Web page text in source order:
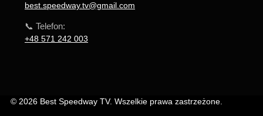
best.speedway.tv@gmail.com
📞 Telefon:
+48 571 242 003
© 2026 Best Speedway TV. Wszelkie prawa zastrzeżone.